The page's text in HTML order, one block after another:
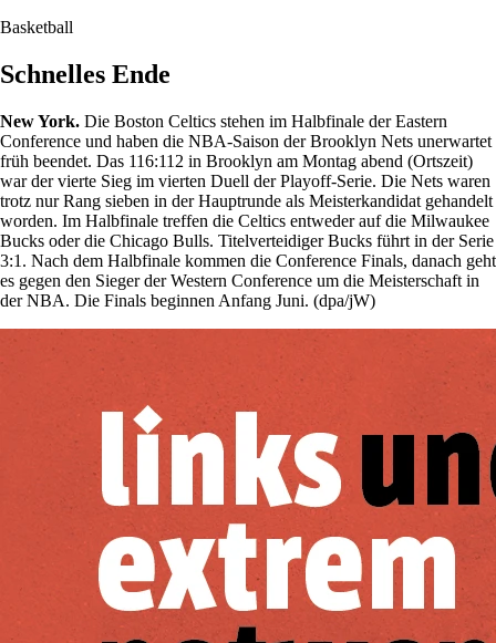
Basketball
Schnelles Ende
New York. Die Boston Celtics stehen im Halbfinale der Eastern
Conference und haben die NBA-Saison der Brooklyn Nets unerwartet
früh beendet. Das 116:112 in Brooklyn am Montag abend (Ortszeit)
war der vierte Sieg im vierten Duell der Playoff-Serie. Die Nets waren
trotz nur Rang sieben in der Hauptrunde als Meisterkandidat gehandelt
worden. Im Halbfinale treffen die Celtics entweder auf die Milwaukee
Bucks oder die Chicago Bulls. Titelverteidiger Bucks führt in der Serie
3:1. Nach dem Halbfinale kommen die Conference Finals, danach geht
es gegen den Sieger der Western Conference um die Meisterschaft in
der NBA. Die Finals beginnen Anfang Juni. (dpa/jW)